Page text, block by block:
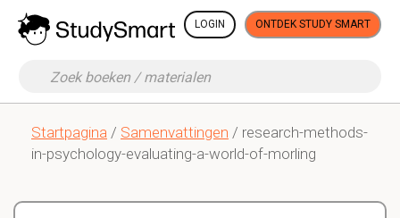
LOGIN ONTDEK STUDY SMART
Startpagina / Samenvattingen / research-methods-
in-psychology-evaluating-a-world-of-morling